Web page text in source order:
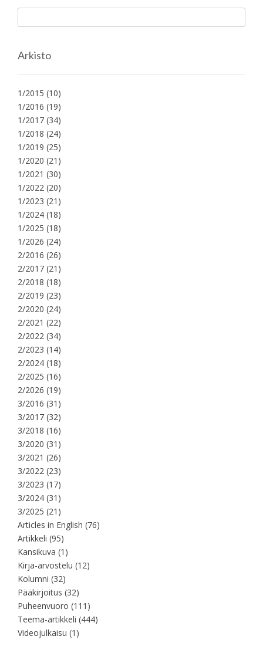
Arkisto
1/2015 (10)
1/2016 (19)
1/2017 (34)
1/2018 (24)
1/2019 (25)
1/2020 (21)
1/2021 (30)
1/2022 (20)
1/2023 (21)
1/2024 (18)
1/2025 (18)
1/2026 (24)
2/2016 (26)
2/2017 (21)
2/2018 (18)
2/2019 (23)
2/2020 (24)
2/2021 (22)
2/2022 (34)
2/2023 (14)
2/2024 (18)
2/2025 (16)
2/2026 (19)
3/2016 (31)
3/2017 (32)
3/2018 (16)
3/2020 (31)
3/2021 (26)
3/2022 (23)
3/2023 (17)
3/2024 (31)
3/2025 (21)
Articles in English (76)
Artikkeli (95)
Kansikuva (1)
Kirja-arvostelu (12)
Kolumni (32)
Pääkirjoitus (32)
Puheenvuoro (111)
Teema-artikkeli (444)
Videojulkaisu (1)